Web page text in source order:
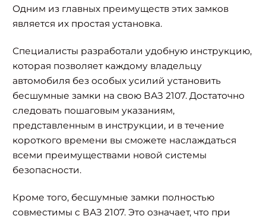
Одним из главных преимуществ этих замков
является их простая установка.
Специалисты разработали удобную инструкцию,
которая позволяет каждому владельцу
автомобиля без особых усилий установить
бесшумные замки на свою ВАЗ 2107. Достаточно
следовать пошаговым указаниям,
представленным в инструкции, и в течение
короткого времени вы сможете наслаждаться
всеми преимуществами новой системы
безопасности.
Кроме того, бесшумные замки полностью
совместимы с ВАЗ 2107. Это означает, что при